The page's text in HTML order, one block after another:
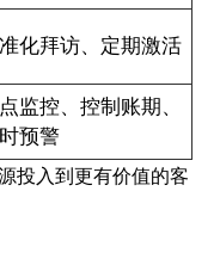
化拜访、定期激活
监控、控制账期、
预警
投入到更有价值的客